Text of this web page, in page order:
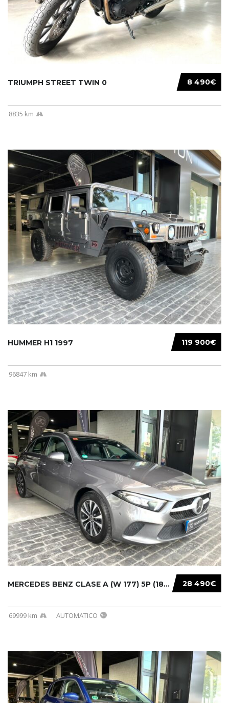
8 490€
TRIUMPH STREET TWIN 0
8835 km
119 900€
HUMMER H1 1997
96847 km
28 490€
MERCEDES BENZ CLASE A (W 177) 5P (18-) 2020....
69999 km AUTOMATICO